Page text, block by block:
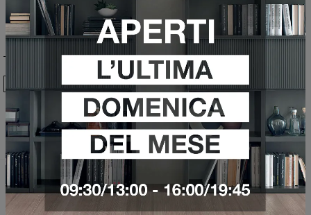
Sfoglia i cataloghi
Ho preso visione dellaPrivacy Policy
Invia